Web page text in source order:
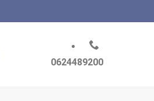
0624489200